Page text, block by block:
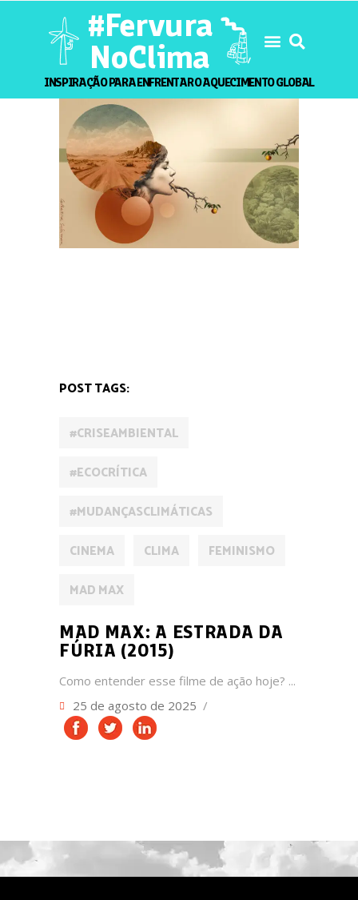
#Fervura
NoClima
INSPIRAÇÃO PARA ENFRENTAR O AQUECIMENTO GLOBAL
POST TAGS:
#CRISEAMBIENTAL
#ECOCRÍTICA
#MUDANÇASCLIMÁTICAS
CINEMA
CLIMA
FEMINISMO
MAD MAX
MAD MAX: A ESTRADA DA
FÚRIA (2015)
Como entender esse filme de ação hoje?
25 de agosto de 2025